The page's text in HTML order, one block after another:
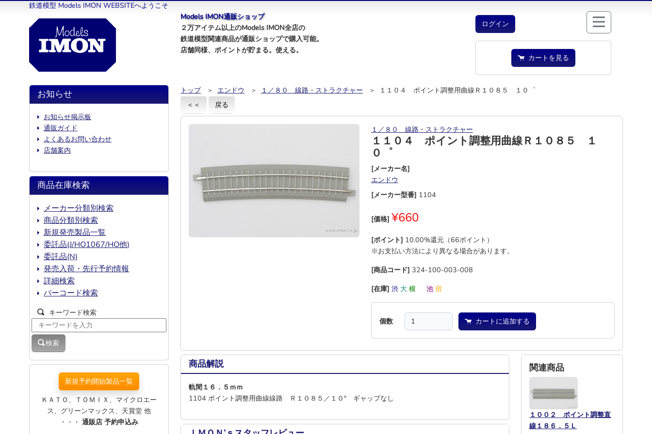
鉄道模型 Models IMON WEBSITEへようこそ
Models IMON通販ショップ
２万アイテム以上のModels IMON全店の
鉄道模型関連商品が通販ショップで購入可能。
店舗同様、ポイントが貯まる。使える。
ログイン
カートを見る
トップ ＞ エンドウ ＞ １／８０ 線路・ストラクチャー
＞ １１０４ ポイント調整用曲線Ｒ１０８５ １０゜
＜＜
戻る
１／８０ 線路・ストラクチャー
１１０４ ポイント調整用曲線Ｒ１０８５ １
０゜
[メーカー名]
エンドウ
[メーカー型番] 1104
[価格] ¥660
[ポイント] 10.00%還元（66ポイント）
※お支払い方法により異なる場合があります。
[商品コード] 324-100-003-008
[在庫] 渋 大 横 池 宿
個数 カートに追加する
商品解説
軌間１６．５ｍｍ
1104 ポイント調整用曲線線路 Ｒ１０８５／１０° ギャップなし
関連商品
１００２ ポイント調整直
線１８６．５Ｌ
お知らせ
お知らせ掲示板
通販ガイド
よくあるお問い合わせ
店舗案内
商品在庫検索
メーカー分類別検索
商品分類別検索
新規発売製品一覧
委託品(J/HO1067/HO他)
委託品(N)
発売入荷・先行予約情報
詳細検索
バーコード検索
キーワード検索
検索
新規予約開始製品一覧
ＫＡＴＯ、ＴＯＭＩＸ、マイクロエー
ス、グリーンマックス、天賞堂 他
・・・ 通販店 予約申込み